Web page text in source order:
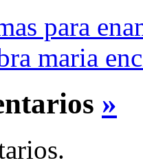
para
maria
»